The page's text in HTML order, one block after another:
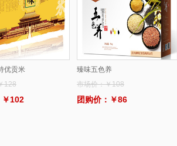
优贡米
128
￥102
臻味五色养
市场价：￥108
团购价：￥86